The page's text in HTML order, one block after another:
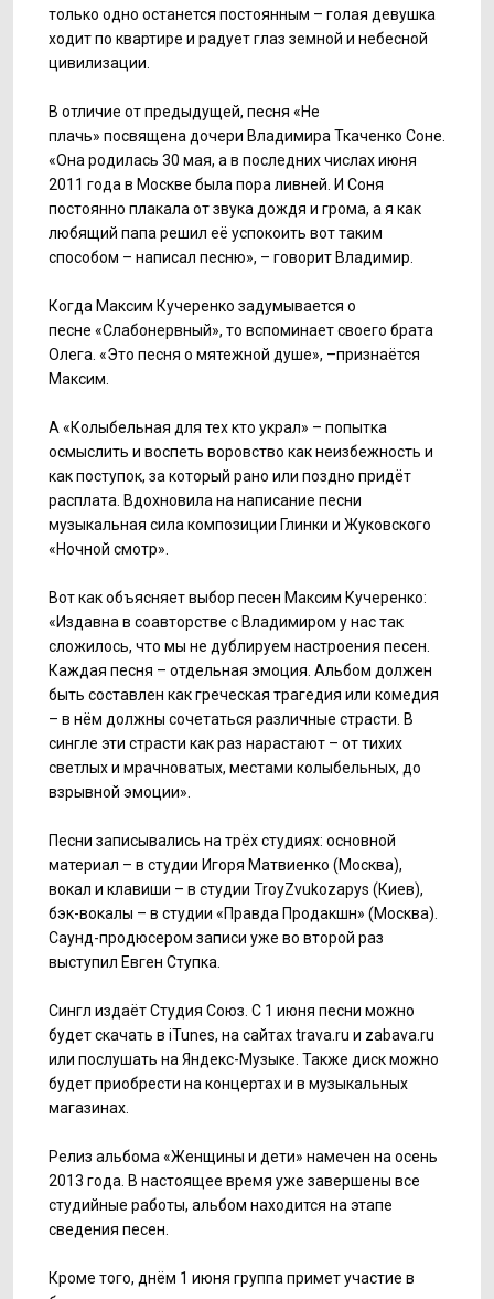
только одно останется постоянным – голая девушка
ходит по квартире и радует глаз земной и небесной
цивилизации.
В отличие от предыдущей, песня «Не
плачь» посвящена дочери Владимира Ткаченко Соне.
«Она родилась 30 мая, а в последних числах июня
2011 года в Москве была пора ливней. И Соня
постоянно плакала от звука дождя и грома, а я как
любящий папа решил её успокоить вот таким
способом – написал песню», – говорит Владимир.
Когда Максим Кучеренко задумывается о
песне «Слабонервный», то вспоминает своего брата
Олега. «Это песня о мятежной душе», –признаётся
Максим.
А «Колыбельная для тех кто украл» – попытка
осмыслить и воспеть воровство как неизбежность и
как поступок, за который рано или поздно придёт
расплата. Вдохновила на написание песни
музыкальная сила композиции Глинки и Жуковского
«Ночной смотр».
Вот как объясняет выбор песен Максим Кучеренко:
«Издавна в соавторстве с Владимиром у нас так
сложилось, что мы не дублируем настроения песен.
Каждая песня – отдельная эмоция. Альбом должен
быть составлен как греческая трагедия или комедия
– в нём должны сочетаться различные страсти. В
сингле эти страсти как раз нарастают – от тихих
светлых и мрачноватых, местами колыбельных, до
взрывной эмоции».
Песни записывались на трёх студиях: основной
материал – в студии Игоря Матвиенко (Москва),
вокал и клавиши – в студии TroyZvukozapys (Киев),
бэк-вокалы – в студии «Правда Продакшн» (Москва).
Саунд-продюсером записи уже во второй раз
выступил Евген Ступка.
Сингл издаёт Студия Союз. С 1 июня песни можно
будет скачать в iTunes, на сайтах trava.ru и zabava.ru
или послушать на Яндекс-Музыке. Также диск можно
будет приобрести на концертах и в музыкальных
магазинах.
Релиз альбома «Женщины и дети» намечен на осень
2013 года. В настоящее время уже завершены все
студийные работы, альбом находится на этапе
сведения песен.
Кроме того, днём 1 июня группа примет участие в